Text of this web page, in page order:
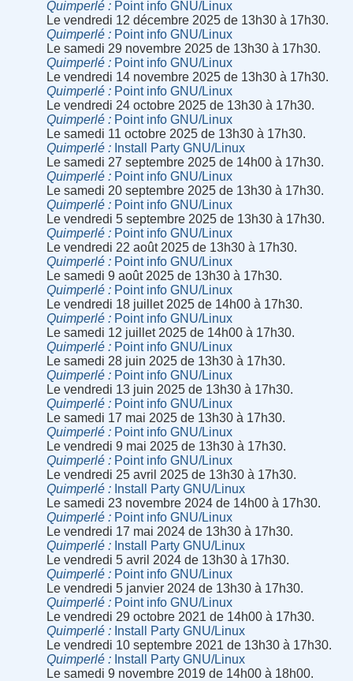
Quimperlé
Point info GNU/Linux
Le vendredi 12 décembre 2025 de 13h30 à 17h30.
Quimperlé
Point info GNU/Linux
Le samedi 29 novembre 2025 de 13h30 à 17h30.
Quimperlé
Point info GNU/Linux
Le vendredi 14 novembre 2025 de 13h30 à 17h30.
Quimperlé
Point info GNU/Linux
Le vendredi 24 octobre 2025 de 13h30 à 17h30.
Quimperlé
Point info GNU/Linux
Le samedi 11 octobre 2025 de 13h30 à 17h30.
Quimperlé
Install Party GNU/Linux
Le samedi 27 septembre 2025 de 14h00 à 17h30.
Quimperlé
Point info GNU/Linux
Le samedi 20 septembre 2025 de 13h30 à 17h30.
Quimperlé
Point info GNU/Linux
Le vendredi 5 septembre 2025 de 13h30 à 17h30.
Quimperlé
Point info GNU/Linux
Le vendredi 22 août 2025 de 13h30 à 17h30.
Quimperlé
Point info GNU/Linux
Le samedi 9 août 2025 de 13h30 à 17h30.
Quimperlé
Point info GNU/Linux
Le vendredi 18 juillet 2025 de 14h00 à 17h30.
Quimperlé
Point info GNU/Linux
Le samedi 12 juillet 2025 de 14h00 à 17h30.
Quimperlé
Point info GNU/Linux
Le samedi 28 juin 2025 de 13h30 à 17h30.
Quimperlé
Point info GNU/Linux
Le vendredi 13 juin 2025 de 13h30 à 17h30.
Quimperlé
Point info GNU/Linux
Le samedi 17 mai 2025 de 13h30 à 17h30.
Quimperlé
Point info GNU/Linux
Le vendredi 9 mai 2025 de 13h30 à 17h30.
Quimperlé
Point info GNU/Linux
Le vendredi 25 avril 2025 de 13h30 à 17h30.
Quimperlé
Install Party GNU/Linux
Le samedi 23 novembre 2024 de 14h00 à 17h30.
Quimperlé
Point info GNU/Linux
Le vendredi 17 mai 2024 de 13h30 à 17h30.
Quimperlé
Install Party GNU/Linux
Le vendredi 5 avril 2024 de 13h30 à 17h30.
Quimperlé
Point info GNU/Linux
Le vendredi 5 janvier 2024 de 13h30 à 17h30.
Quimperlé
Point info GNU/Linux
Le vendredi 29 octobre 2021 de 14h00 à 17h30.
Quimperlé
Install Party GNU/Linux
Le vendredi 10 septembre 2021 de 13h30 à 17h30.
Quimperlé
Install Party GNU/Linux
Le samedi 9 novembre 2019 de 14h00 à 18h00.